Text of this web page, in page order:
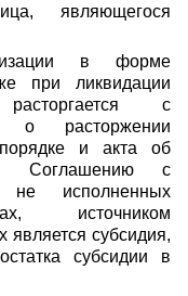
являющегося
в форме
при ликвидации
с
о расторжении
и акта об
Соглашению с
исполненных
источником
является субсидия,
субсидии в